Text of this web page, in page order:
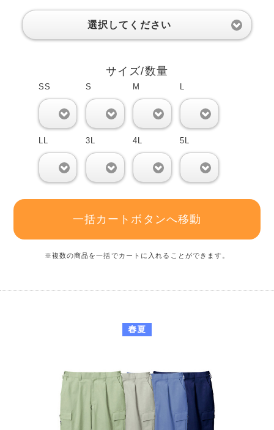
選択してください
サイズ/数量
SS S M
3L 4L 5L
一括カートボタンへ移動
※複数の商品を一括でカートに入れることができます。